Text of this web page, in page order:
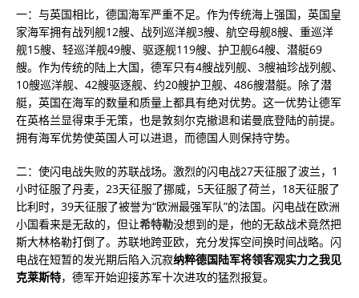
一：与英国相比，德国海军严重不足。作为传统海上强国，英国皇
家海军拥有战列舰12艘、战列巡洋舰3艘、航空母舰8艘、重巡洋
舰15艘、轻巡洋舰49艘、驱逐舰119艘、护卫舰64艘、潜艇69
艘。作为传统的陆上大国，德军只有4艘战列舰、3艘袖珍战列舰、
10艘巡洋舰、42艘驱逐舰、约20艘护卫舰、486艘潜艇。除了潜
艇，英国在海军的数量和质量上都具有绝对优势。这一优势让德军
在英格兰显得束手无策，也是敦刻尔克撤退和诺曼底登陆的前提。
拥有海军优势使英国人可以进退，而德国人则保持守势。
二：使闪电战失败的苏联战场。激烈的闪电战27天征服了波兰，1
小时征服了丹麦，23天征服了挪威，5天征服了荷兰，18天征服了
比利时，39天征服了被誉为“欧洲最强军队”的法国。闪电战在欧洲
小国看来是无敌的，但让希特勒没想到的是，他的无敌战术竟然把
斯大林格勒打倒了。苏联地跨亚欧，充分发挥空间换时间战略。闪
电战在短暂的发光期后陷入沉寂纳粹德国陆军将领客观实力之我见
克莱斯特，德军开始迎接苏军十次进攻的猛烈报复。